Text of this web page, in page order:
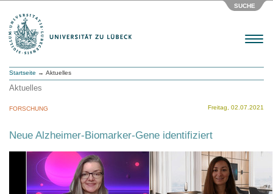
SUCHE
Menu
Startseite → Aktuelles
Aktuelles
Freitag, 02.07.2021
FORSCHUNG
Neue Alzheimer-Biomarker-Gene identifiziert